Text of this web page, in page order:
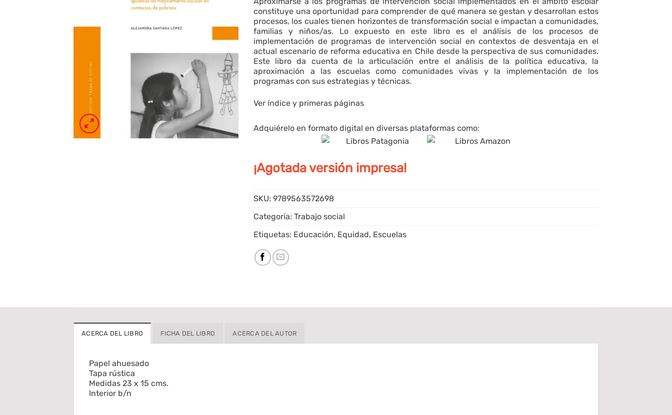
constituye una oportunidad para comprender de qué manera se gestan y desarrollan estos
procesos, los cuales tienen horizontes de transformación social e impactan a comunidades,
familias y niños/as. Lo expuesto en este libro es el análisis de los procesos de
implementación de programas de intervención social en contextos de desventaja en el
actual escenario de reforma educativa en Chile desde la perspectiva de sus comunidades.
Este libro da cuenta de la articulación entre el análisis de la política educativa, la
aproximación a las escuelas como comunidades vivas y la implementación de los
programas con sus estrategias y técnicas.
Ver índice y primeras páginas
Adquiérelo en formato digital en diversas plataformas como:
¡Agotada versión impresa!
SKU: 9789563572698
Categoría: Trabajo social
Etiquetas: Educación, Equidad, Escuelas
ACERCA DEL LIBRO FICHA DEL LIBRO ACERCA DEL AUTOR
Papel ahuesado
Tapa rústica
Medidas 23 x 15 cms.
Interior b/n